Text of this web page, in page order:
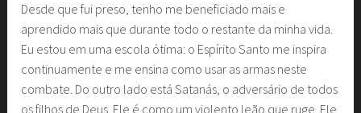
Desde que fui preso, tenho me beneficiado mais e
aprendido mais que durante todo o restante da minha vida.
Eu estou em uma escola ótima: o Espírito Santo me inspira
continuamente e me ensina como usar as armas neste
combate. Do outro lado está Satanás, o adversário de todos
os filhos de Deus. Ele é como um violento leão que ruge. Ele